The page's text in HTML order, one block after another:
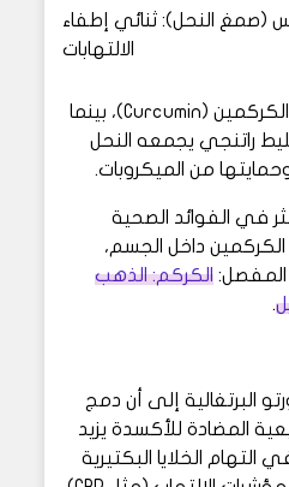
(صمغ النحل): ثنائي إطفاء
الالتهابات
يحتوي الكركم على مادة الكركمين (Curcumin)، بينما
راتنجي يجمعه النحل
من الميكروبات.
في الفوائد الصحية
داخل الجسم،
المفصل: الكركم: الذهب
.
البرتغالية إلى أن دمج
المضادة للأكسدة يزيد
الخلايا البكتيرية